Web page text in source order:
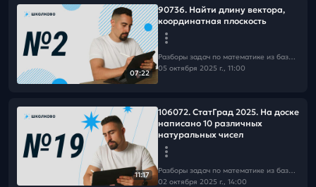
07:22
90736. Найти длину вектора,
координатная плоскость
Разборы задач по математике из базы Школково
05 октября 2025 г., 11:00
11:17
106072. СтатГрад 2025. На доске
написано 10 различных
натуральных чисел
Разборы задач по математике из базы Школково
02 октября 2025 г., 14:00